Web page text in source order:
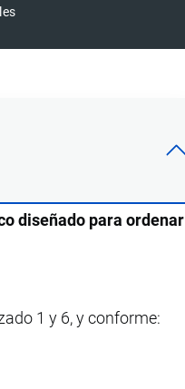
diseñado para ordenar
1 y 6, y conforme: